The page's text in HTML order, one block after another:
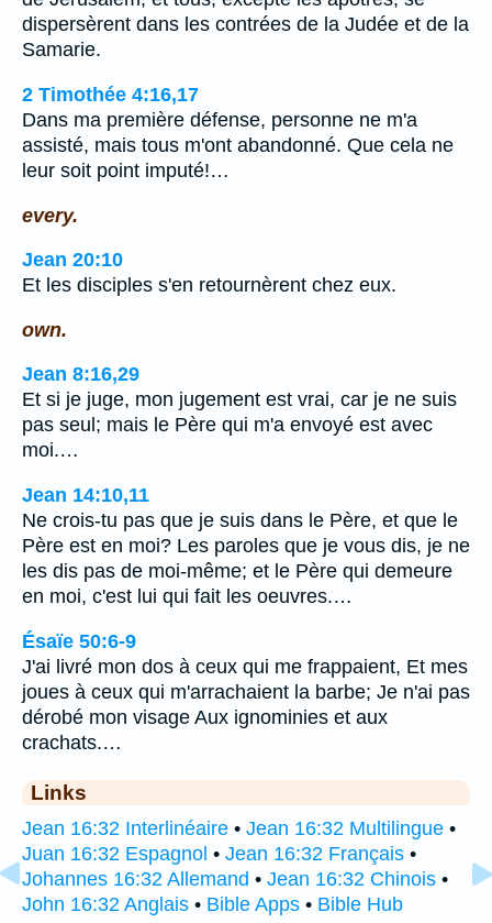
dispersèrent dans les contrées de la Judée et de la
Samarie.
2 Timothée 4:16,17
Dans ma première défense, personne ne m'a
assisté, mais tous m'ont abandonné. Que cela ne
leur soit point imputé!…
every.
Jean 20:10
Et les disciples s'en retournèrent chez eux.
own.
Jean 8:16,29
Et si je juge, mon jugement est vrai, car je ne suis
pas seul; mais le Père qui m'a envoyé est avec
moi.…
Jean 14:10,11
Ne crois-tu pas que je suis dans le Père, et que le
Père est en moi? Les paroles que je vous dis, je ne
les dis pas de moi-même; et le Père qui demeure
en moi, c'est lui qui fait les oeuvres.…
Ésaïe 50:6-9
J'ai livré mon dos à ceux qui me frappaient, Et mes
joues à ceux qui m'arrachaient la barbe; Je n'ai pas
dérobé mon visage Aux ignominies et aux
crachats.…
Links
Jean 16:32 Interlinéaire • Jean 16:32 Multilingue •
Juan 16:32 Espagnol • Jean 16:32 Français •
Johannes 16:32 Allemand • Jean 16:32 Chinois •
John 16:32 Anglais • Bible Apps • Bible Hub